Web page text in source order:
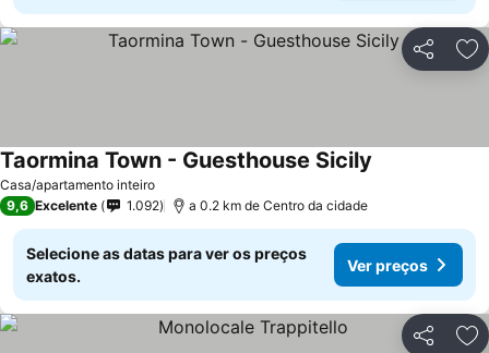
Partilhar
Casa/apartamento inteiro
Taormina Town - Guesthouse Sicily
9,6 Excelente 1.092 a 0.2 km de Centro da cidade
Selecione as datas para ver os preços
exatos.
Ver preços
Partilhar